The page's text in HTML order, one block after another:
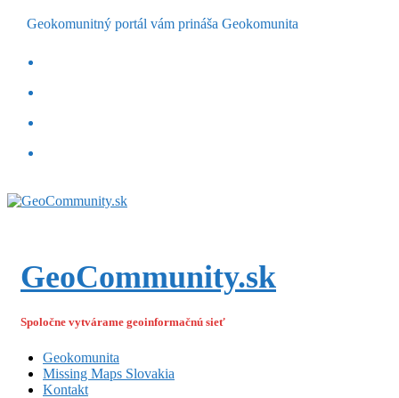
Geokomunitný portál vám prináša Geokomunita
GeoCommunity.sk
Spoločne vytvárame geoinformačnú sieť
Geokomunita
Missing Maps Slovakia
Kontakt